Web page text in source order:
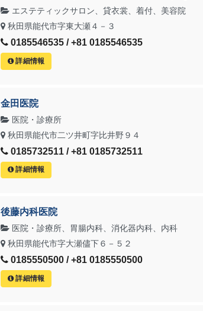
エステティックサロン、貸衣裳、着付、美容院
秋田県能代市字東大瀬４－３
0185546535 / +81 0185546535
詳細情報
金田医院
医院・診療所
秋田県能代市二ツ井町字比井野９４
0185732511 / +81 0185732511
詳細情報
後藤内科医院
医院・診療所、胃腸内科、消化器内科、内科
秋田県能代市字大瀬儘下６－５２
0185550500 / +81 0185550500
詳細情報